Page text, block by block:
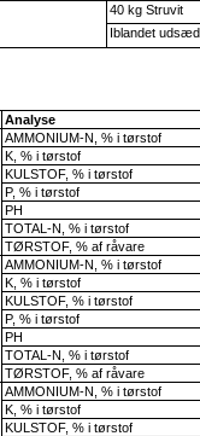
40 kg Struvit
Iblandet udsæd
Analyse
AMMONIUM-N, % i tørstof
K, % i tørstof
KULSTOF, % i tørstof
P, % i tørstof
PH
TOTAL-N, % i tørstof
TØRSTOF, % af råvare
AMMONIUM-N, % i tørstof
K, % i tørstof
KULSTOF, % i tørstof
P, % i tørstof
PH
TOTAL-N, % i tørstof
TØRSTOF, % af råvare
AMMONIUM-N, % i tørstof
K, % i tørstof
KULSTOF, % i tørstof